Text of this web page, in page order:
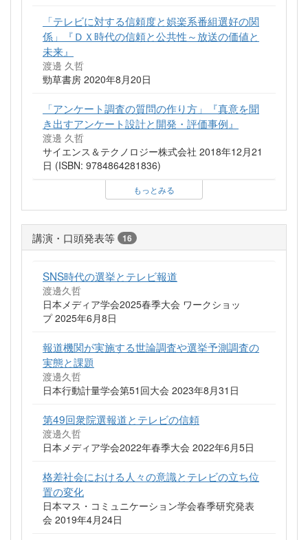
「テレビに対する信頼度と娯楽系番組選好の関
係」『ＤＸ時代の信頼と公共性～放送の価値と
未来』
渡邊 久哲
勁草書房 2020年8月20日
「アンケート調査の質問の作り方」『真意を聞
き出すアンケート設計と開発・評価事例』
渡邊 久哲
サイエンス＆テクノロジー株式会社 2018年12月21
日 (ISBN: 9784864281836)
もっとみる
講演・口頭発表等 16
SNS時代の選挙とテレビ報道
渡邊久哲
日本メディア学会2025春季大会 ワークショッ
プ 2025年6月8日
報道機関が実施する世論調査や選挙予測調査の
実態と課題
渡邊久哲
日本行動計量学会第51回大会 2023年8月31日
第49回衆院選報道とテレビの信頼
渡邊久哲
日本メディア学会2022年春季大会 2022年6月5日
格差社会における人々の意識とテレビの立ち位
置の変化
日本マス・コミュニケーション学会春季研究発表
会 2019年4月24日